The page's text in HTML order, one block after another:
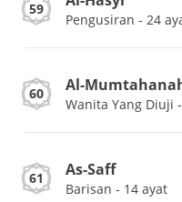
59
Pengusiran - 24
60 Al-
Wanita Yang Diuji
61 As-Saff
Barisan - 14 ayat